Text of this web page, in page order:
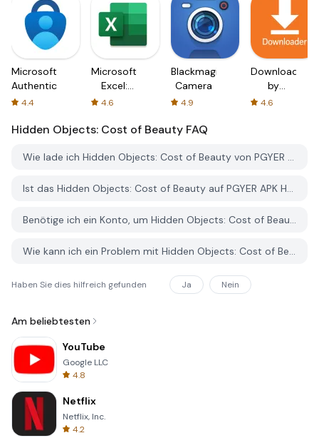
Microsoft
Authenticator
4.4
Microsoft
Excel:
Spreadsheets
4.6
Blackmagic
Camera
4.9
Downloader
by
AFTVnews
4.6
Hidden Objects: Cost of Beauty FAQ
Wie lade ich Hidden Objects: Cost of Beauty von PGYER APK HUB herunter?
Ist das Hidden Objects: Cost of Beauty auf PGYER APK HUB kostenlos zum Download?
Benötige ich ein Konto, um Hidden Objects: Cost of Beauty von PGYER APK HUB herunterzuladen?
Wie kann ich ein Problem mit Hidden Objects: Cost of Beauty auf PGYER APK HUB melden?
Haben Sie dies hilfreich gefunden Ja Nein
Am beliebtesten
YouTube
Google LLC
4.8
Netflix
Netflix, Inc.
4.2